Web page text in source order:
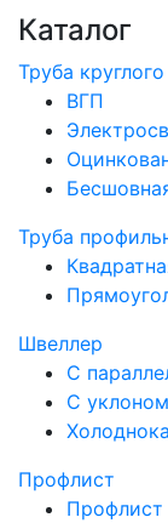
Каталог
Труба
ВГП
Труба
Швеллер
С
С
Профлист